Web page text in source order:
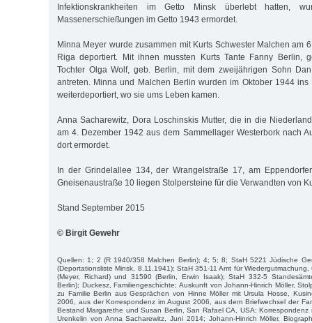
Infektionskrankheiten im Getto Minsk überlebt hatten,
Massenerschießungen im Getto 1943 ermordet.
Minna Meyer wurde zusammen mit Kurts Schwester Malchen am
Riga deportiert. Mit ihnen mussten Kurts Tante Fanny Berlin,
Tochter Olga Wolf, geb. Berlin, mit dem zweijährigen Sohn
antreten. Minna und Malchen Berlin wurden im Oktober 1944 ins
weiterdeportiert, wo sie ums Leben kamen.
Anna Sacharewitz, Dora Loschinskis Mutter, die in die
am 4. Dezember 1942 aus dem Sammellager Westerbork nach
dort ermordet.
In der Grindelallee 134, der Wrangelstraße 17, am
Gneisenaustraße 10 liegen Stolpersteine für die Verwandten von
Stand September 2015
© Birgit Gewehr
Quellen: 1; 2 (R 1940/358 Malchen Berlin); 4; 5; 8; StaH 5221 Jüdische
(Deportationsliste Minsk, 8.11.1941); StaH 351-11 Amt für
(Meyer, Richard) und 31590 (Berlin, Erwin Isaak); StaH 332-5
Berlin); Duckesz, Familiengeschichte; Auskunft von Johann-Hinrich Möller,
zu Familie Berlin aus Gesprächen von Hinne Möller mit Ursula Hosse,
2006, aus der Korrespondenz im August 2006, aus dem Briefwechsel der
Bestand Margarethe und Susan Berlin, San Rafael CA, USA; Korrespondenz
Urenkelin von Anna Sacharewitz, Juni 2014; Johann-Hinrich Möller,